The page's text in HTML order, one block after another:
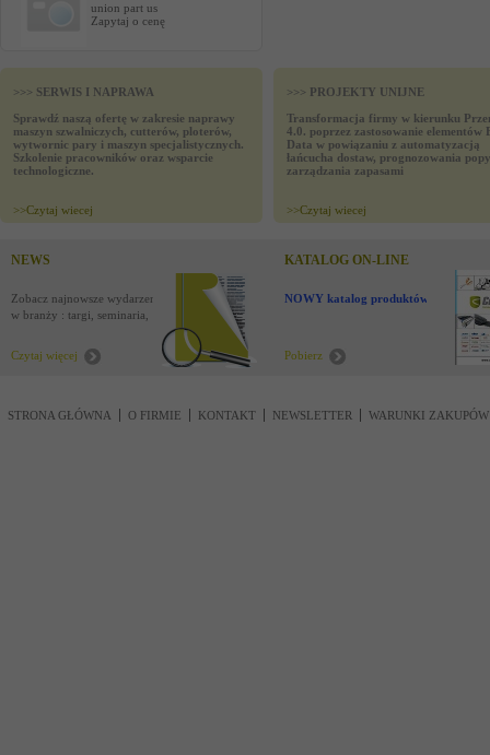
union part us
Zapytaj o cenę
>>> SERWIS I NAPRAWA
Sprawdź naszą ofertę w zakresie naprawy
maszyn szwalniczych, cutterów, ploterów,
wytwornic pary i maszyn specjalistycznych.
Szkolenie pracowników oraz wsparcie
technologiczne.
>>Czytaj wiecej
>>> PROJEKTY UNIJNE
Transformacja firmy w kierunku
4.0. poprzez zastosowanie elementów
Data w powiązaniu z automatyzacją
łańcucha dostaw, prognozowania
zarządzania zapasami
>>Czytaj wiecej
NEWS
Zobacz najnowsze wydarzenia
w branży : targi, seminaria,
Czytaj więcej
KATALOG ON-LINE
NOWY katalog produktów !
Pobierz
STRONA GŁÓWNA O FIRMIE KONTAKT NEWSLETTER WARUNKI ZAKUPÓW